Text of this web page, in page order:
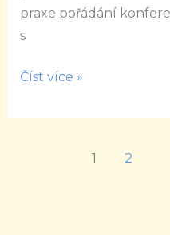
praxe pořádání
s
Číst více »
1 2